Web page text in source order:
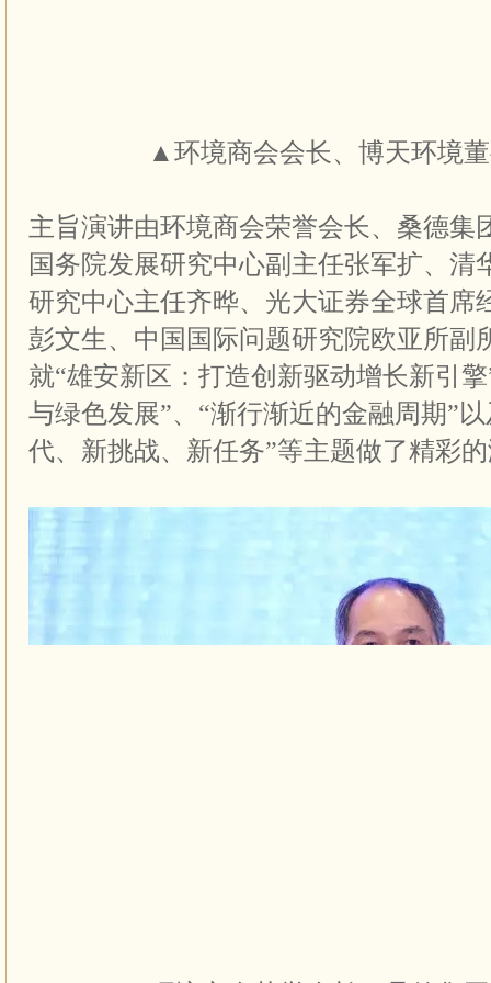
▲环境商会会长、博天环境
主旨演讲由环境商会荣誉会长、桑德集
国务院发展研究中心副主任张军扩、清
研究中心主任齐晔、光大证券全球首席
彭文生、中国国际问题研究院欧亚所副
就“雄安新区：打造创新驱动增长新引
与绿色发展”、“渐行渐近的金融周期”以
代、新挑战、新任务”等主题做了精彩